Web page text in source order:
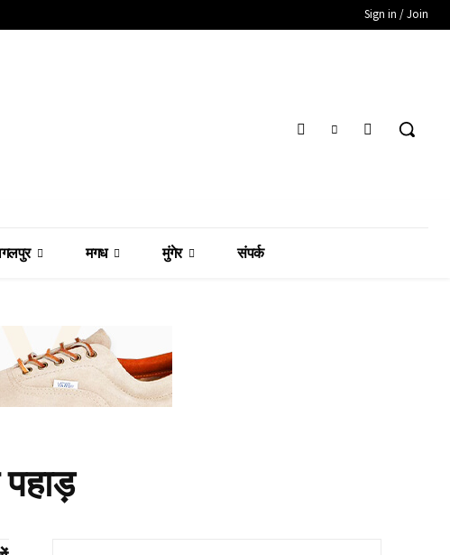
Sign in / Join
मगध मुंगेर संपर्क